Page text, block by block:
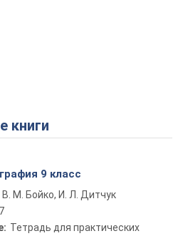
книги
9 класс
В. М. Бойко, И. Л. Дитчук
Тетрадь для практических